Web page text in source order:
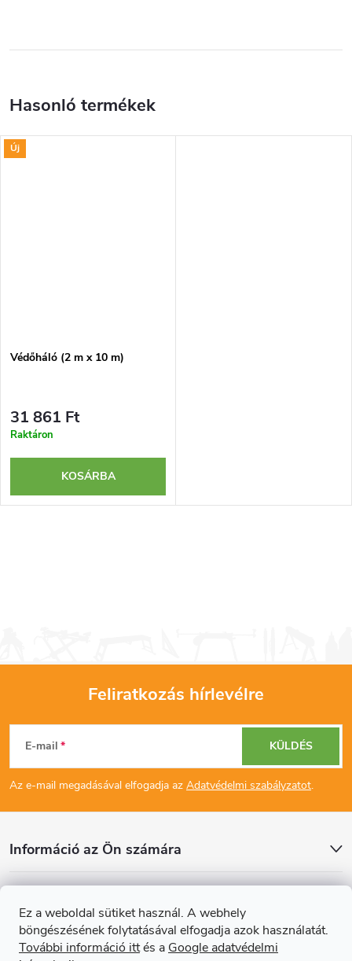
Ez a weboldal sütiket használ. A webhely
böngészésének folytatásával elfogadja azok használatát.
További információ ittés a Google adatvédelmi
Új
Védőháló (2 m x 10 m)
31 861 Ft
Raktáron
KOSÁRBA
L
á
b
é
Feliratkozás hírlevélre
E-mail
Az e-mail megadásával elfogadja az Adatvédelmi szabályzatot.
KÜLDÉS
Információ az Ön számára
Online fizetési lehetőséget biztosítunk